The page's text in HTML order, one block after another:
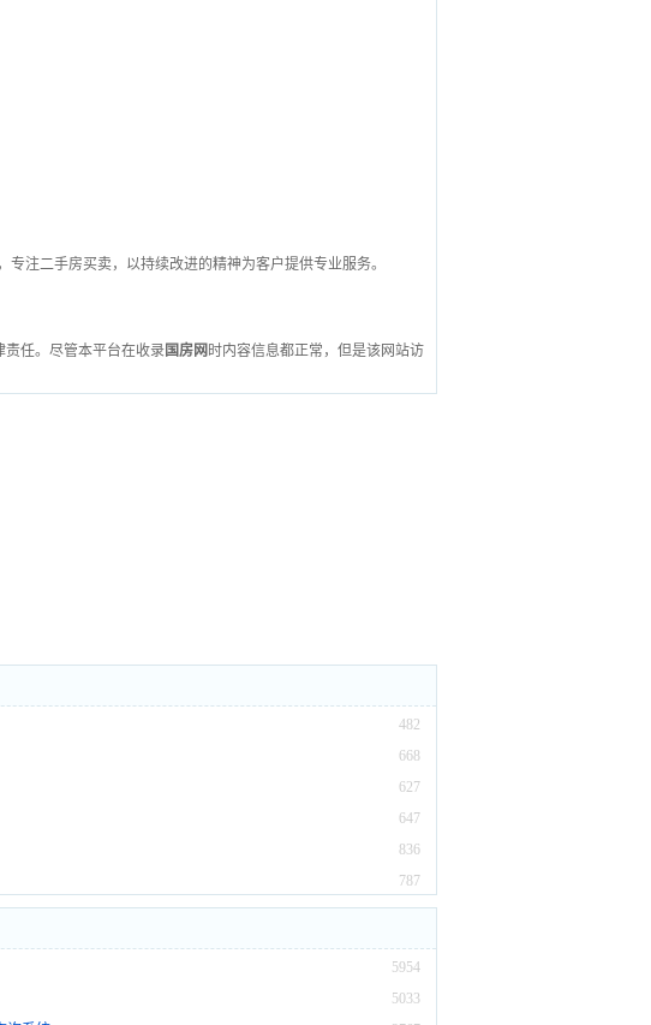
注二手房买卖，以持续改进的精神为客户提供专业服务。
任。尽管本平台在收录国房网 时内容信息都正常，但是该网站访
482
668
627
647
836
787
5954
5033